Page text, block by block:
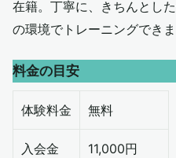
在籍。丁寧に、きちんとし
の環境でトレーニングできま
料金の目安
体験料金 無料
入会金 11,000円